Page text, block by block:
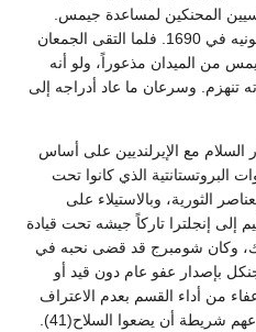
المحنكين لمساعدة جيمس.
وعبر وليم بنفسه إلى إيرلندة في يونيه في 1690. فلما التقى الجمعان
من الميدان مذعوراً، ولو أنه
تنهزم. وسرعان ما عاد أدراجه إلى
السلام مع الإيرلنديين على أساس
البروتستانتية الذي كانوا تحت
الثورية، وبالاستيلاء على
إلى إنجلترا تاركاً جيشه تحت قيادة
وكان شومبرج قد قضى نحبه في
بإصدار عفو عام دون قيد أو
من أداء القسم بعدم الاعتراف
بسيادة البابا، وباسترداد الثوار لضياعهم شريطة أن يضعوا السلاح(41).